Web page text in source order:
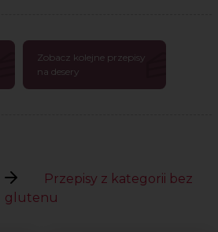
Zobacz kolejne przepisy
na desery
Przepisy z kategorii bez
glutenu